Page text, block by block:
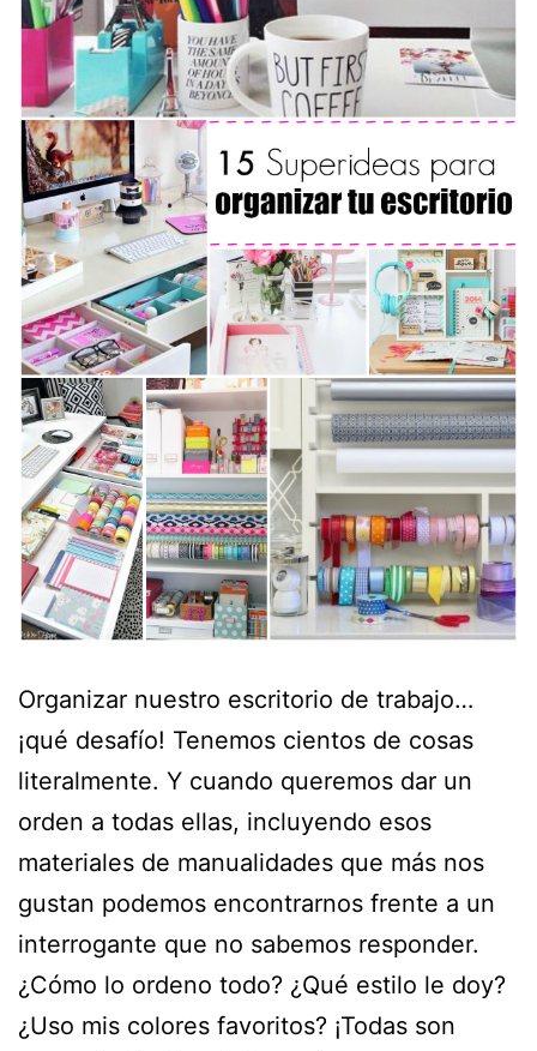
Organizar nuestro escritorio de trabajo…
¡qué desafío! Tenemos cientos de cosas
literalmente. Y cuando queremos dar un
orden a todas ellas, incluyendo esos
materiales de manualidades que más nos
gustan podemos encontrarnos frente a un
interrogante que no sabemos responder.
¿Cómo lo ordeno todo? ¿Qué estilo le doy?
¿Uso mis colores favoritos? ¡Todas son